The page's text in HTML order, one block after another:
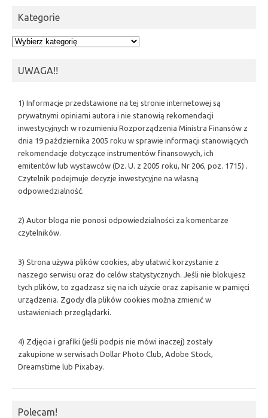
Kategorie
Kategorie
UWAGA!!
1) Informacje przedstawione na tej stronie internetowej są
prywatnymi opiniami autora i nie stanowią rekomendacji
inwestycyjnych w rozumieniu Rozporządzenia Ministra Finansów z
dnia 19 października 2005 roku w sprawie informacji stanowiących
rekomendacje dotyczące instrumentów finansowych, ich
emitentów lub wystawców (Dz. U. z 2005 roku, Nr 206, poz. 1715) .
Czytelnik podejmuje decyzje inwestycyjne na własną
odpowiedzialność.
2) Autor bloga nie ponosi odpowiedzialności za komentarze
czytelników.
3) Strona używa plików cookies, aby ułatwić korzystanie z
naszego serwisu oraz do celów statystycznych. Jeśli nie blokujesz
tych plików, to zgadzasz się na ich użycie oraz zapisanie w pamięci
urządzenia. Zgody dla plików cookies można zmienić w
ustawieniach przeglądarki.
4) Zdjęcia i grafiki (jeśli podpis nie mówi inaczej) zostały
zakupione w serwisach Dollar Photo Club, Adobe Stock,
Dreamstime lub Pixabay.
Polecam!